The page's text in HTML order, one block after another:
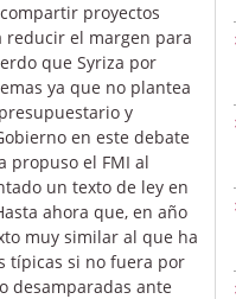
proyectos
reducir el margen para
que Syriza por
ya que no plantea
y
en este debate
propuso el FMI al
un texto de ley en
ahora que, en año
muy similar al que ha
típicas si no fuera por
desamparadas ante